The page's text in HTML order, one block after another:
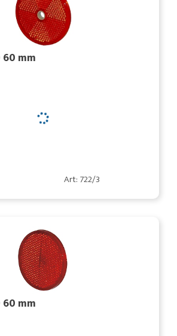
mm
Art: 722/3
mm